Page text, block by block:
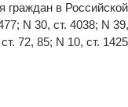
граждан в
N 30, ст. 4038; N
72, 85; N 10, ст.